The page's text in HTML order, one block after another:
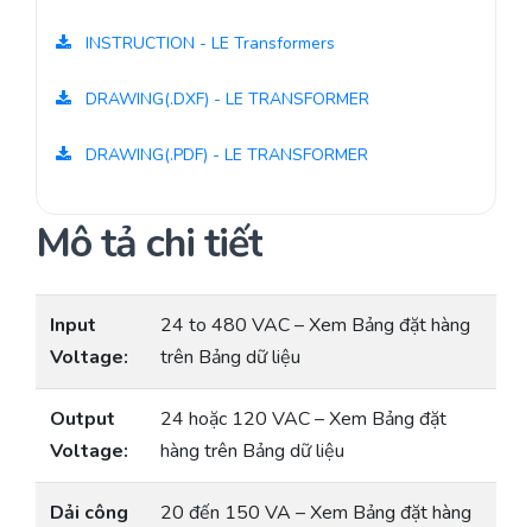
INSTRUCTION - LE Transformers
DRAWING(.DXF) - LE TRANSFORMER
DRAWING(.PDF) - LE TRANSFORMER
Mô tả chi tiết
Input
Voltage:
24 to 480 VAC – Xem Bảng đặt hàng
trên Bảng dữ liệu
Output
Voltage:
24 hoặc 120 VAC – Xem Bảng đặt
hàng trên Bảng dữ liệu
Dải công
20 đến 150 VA – Xem Bảng đặt hàng